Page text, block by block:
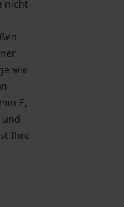
nicht
wie
E,
Ihre